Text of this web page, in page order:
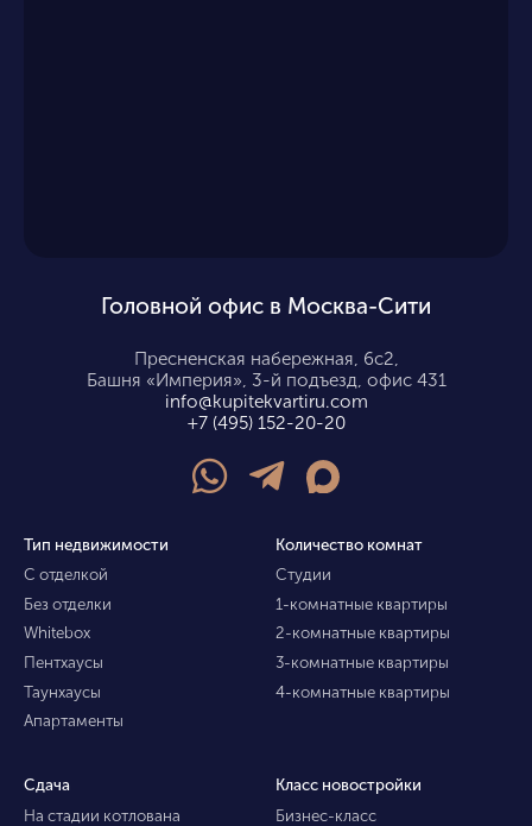
Головной офис в Москва-Сити
Пресненская набережная, 6с2,
Башня «Империя», 3-й подъезд, офис 431
info@kupitekvartiru.com
+7 (495) 152-20-20
Тип недвижимости
С отделкой
Без отделки
Whitebox
Пентхаусы
Таунхаусы
Апартаменты
Количество комнат
Студии
1-комнатные квартиры
2-комнатные квартиры
3-комнатные квартиры
4-комнатные квартиры
Сдача
На стадии котлована
Класс новостройки
Бизнес-класс